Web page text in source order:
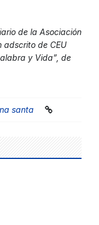
de la Asociación
de CEU
y Vida”, de
santa